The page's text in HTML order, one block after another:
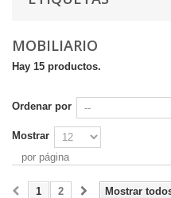
MOBILIARIO
Hay 15 productos.
Ordenar por
Mostrar
por página
Mostrar
1 2